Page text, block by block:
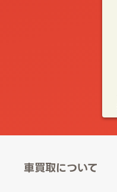
車買取について